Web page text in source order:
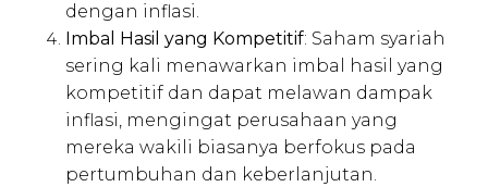
dengan inflasi.
Imbal Hasil yang Kompetitif: Saham syariah
sering kali menawarkan imbal hasil yang
kompetitif dan dapat melawan dampak
inflasi, mengingat perusahaan yang
mereka wakili biasanya berfokus pada
pertumbuhan dan keberlanjutan.